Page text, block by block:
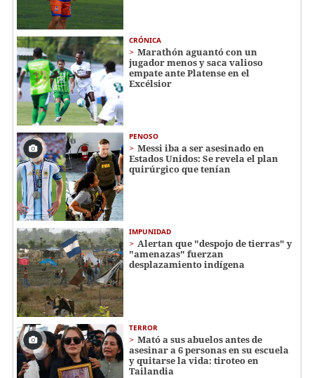
CRÓNICA
Marathón aguantó con un
jugador menos y saca valioso
empate ante Platense en el
Excélsior
PENOSO
Messi iba a ser asesinado en
Estados Unidos: Se revela el plan
quirúrgico que tenían
IMPUNIDAD
Alertan que "despojo de tierras" y
"amenazas" fuerzan
desplazamiento indígena
TERROR
Mató a sus abuelos antes de
asesinar a 6 personas en su escuela
y quitarse la vida: tiroteo en
Tailandia